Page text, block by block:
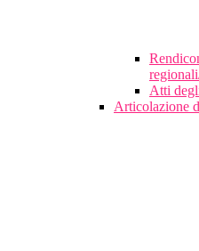
Atti
Articolazione